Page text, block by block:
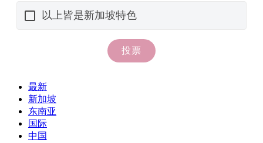
最新
新加坡
东南亚
国际
中国